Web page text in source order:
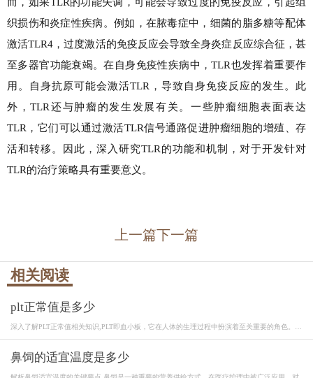
织损伤和炎症性疾病。例如，在脓毒症中，细菌的脂多糖等配体
激活TLR4，过度激活的免疫反应会导致全身炎症反应综合征，甚
至多器官功能衰竭。在自身免疫性疾病中，TLR也发挥着重要作
用。自身抗原可能会激活TLR，导致自身免疫反应的发生。此
外，TLR还与肿瘤的发生发展有关。一些肿瘤细胞表面表达
TLR，它们可以通过激活TLR信号通路促进肿瘤细胞的增殖、存
活和转移。因此，深入研究TLR的功能和机制，对于开发针对
TLR的治疗策略具有重要意义。
上一篇下一篇
相关阅读
plt正常值是多少
深入了解PLT正常值相关知识,PLT即血小板，它在人体的生理过程中扮演着至关重要的角色。血
鼻饲的适宜温度是多少